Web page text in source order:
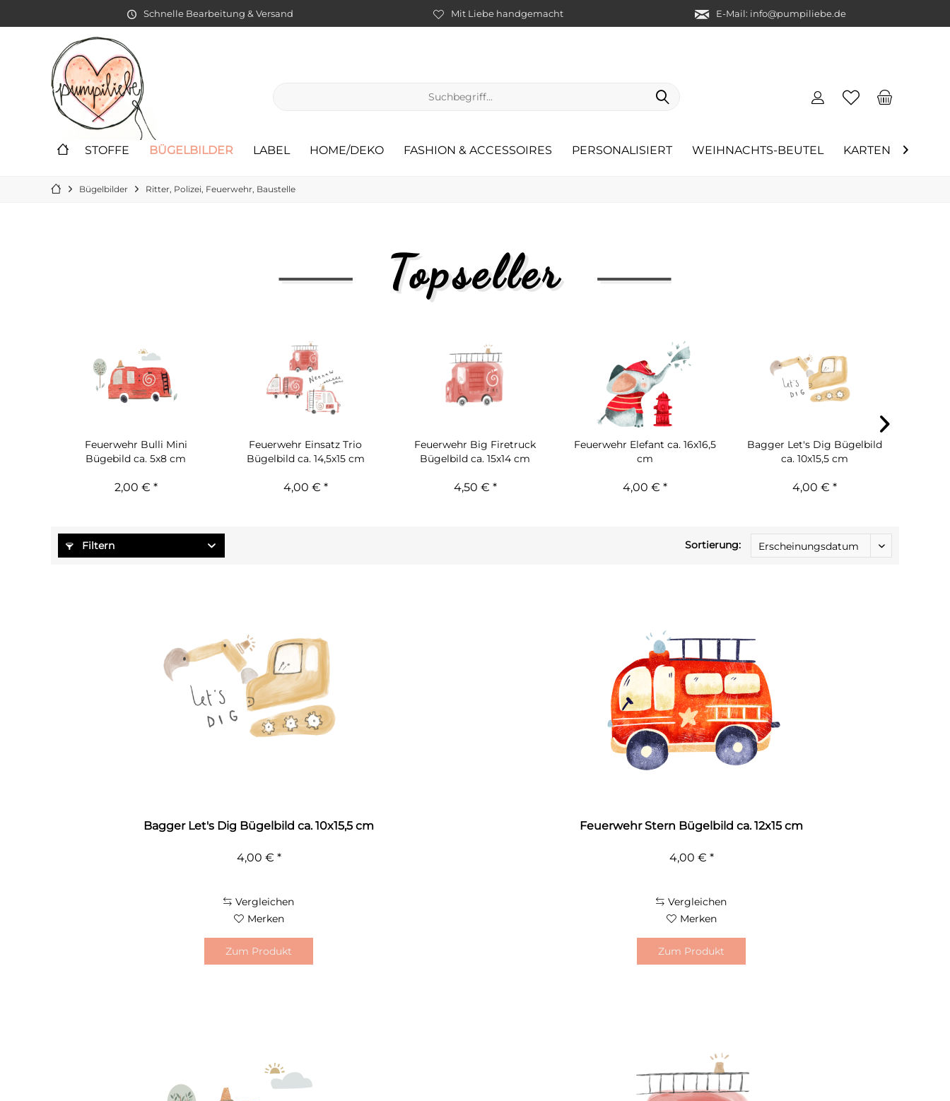
Schnelle Bearbeitung & Versand Mit Liebe handgemacht E-Mail: info@pumpiliebe.de
STOFFE BÜGELBILDER LABEL HOME/DEKO FASHION & ACCESSOIRES PERSONALISIERT WEIHNACHTS-BEUTEL KARTEN 
Bügelbilder Ritter, Polizei, Feuerwehr, Baustelle
Topseller
Feuerwehr Bulli Mini
Bügebild ca. 5x8 cm
2,00 € *
Feuerwehr Einsatz Trio
Bügelbild ca. 14,5x15 cm
4,00 € *
Feuerwehr Big Firetruck
Bügelbild ca. 15x14 cm
4,50 € *
Feuerwehr Elefant ca. 16x16,5
cm
4,00 € *
Bagger Let's Dig Bügelbild
ca. 10x15,5 cm
4,00 € *
Filtern Sortierung:
Bagger Let's Dig Bügelbild ca. 10x15,5 cm
4,00 € *
Vergleichen
Merken
Zum Produkt
Feuerwehr Stern Bügelbild ca. 12x15 cm
4,00 € *
Vergleichen
Merken
Zum Produkt